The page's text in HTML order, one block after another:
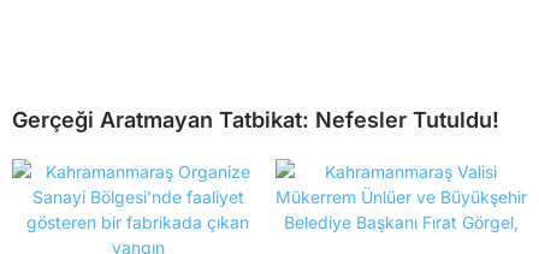
Gerçeği Aratmayan Tatbikat: Nefesler Tutuldu!